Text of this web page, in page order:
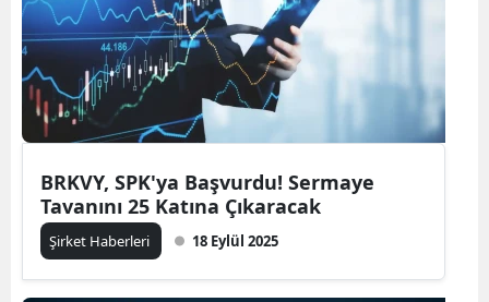
BRKVY, SPK'ya Başvurdu! Sermaye
Tavanını 25 Katına Çıkaracak
Şirket Haberleri 18 Eylül 2025